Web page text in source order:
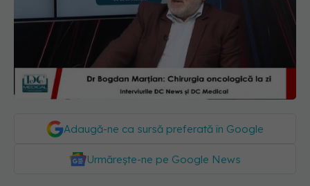
Adaugă-ne ca sursă preferată în Google
Urmărește-ne pe Google News